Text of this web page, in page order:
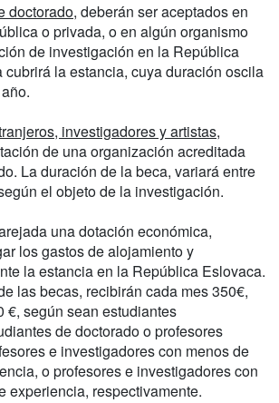
doctorado, deberán ser aceptados en
o privada, o en algún organismo
de investigación en la República
cubrirá la estancia, cuya duración oscila
investigadores y artistas,
de una organización acreditada
La duración de la beca, variará entre
el objeto de la investigación.
una dotación económica,
los gastos de alojamiento y
la estancia en la República Eslovaca.
las becas, recibirán cada mes 350€,
€, según sean estudiantes
de doctorado o profesores
e investigadores con menos de
o profesores e investigadores con
experiencia, respectivamente.